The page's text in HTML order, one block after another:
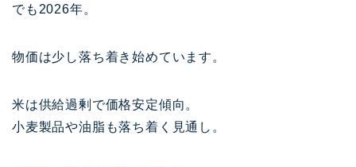
でも2026年。
物価は少し落ち着き始めています。
米は供給過剰で価格安定傾向。
小麦製品や油脂も落ち着く見通し。